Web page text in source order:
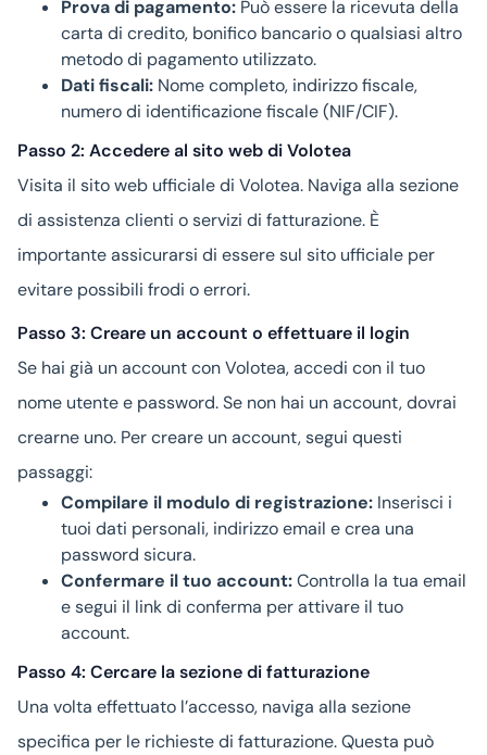
Prova di pagamento: Può essere la ricevuta della
carta di credito, bonifico bancario o qualsiasi altro
metodo di pagamento utilizzato.
Dati fiscali: Nome completo, indirizzo fiscale,
numero di identificazione fiscale (NIF/CIF).
Passo 2: Accedere al sito web di Volotea
Visita il sito web ufficiale di Volotea. Naviga alla sezione
di assistenza clienti o servizi di fatturazione. È
importante assicurarsi di essere sul sito ufficiale per
evitare possibili frodi o errori.
Passo 3: Creare un account o effettuare il login
Se hai già un account con Volotea, accedi con il tuo
nome utente e password. Se non hai un account, dovrai
crearne uno. Per creare un account, segui questi
passaggi:
Compilare il modulo di registrazione: Inserisci i
tuoi dati personali, indirizzo email e crea una
password sicura.
Confermare il tuo account:Controlla la tua email
e segui il link di conferma per attivare il tuo
account.
Passo 4: Cercare la sezione di fatturazione
Una volta effettuato l’accesso, naviga alla sezione
specifica per le richieste di fatturazione. Questa può